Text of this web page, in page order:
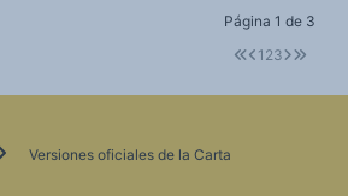
Página 1 de 3
1 23
Versiones oficiales de la Carta